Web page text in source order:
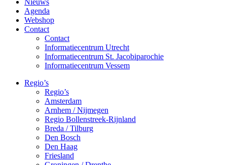
Nieuws
Agenda
Webshop
Contact
Contact
Informatiecentrum Utrecht
Informatiecentrum St. Jacobiparochie
Informatiecentrum Vessem
Regio’s
Regio’s
Amsterdam
Arnhem / Nijmegen
Regio Bollenstreek-Rijnland
Breda / Tilburg
Den Bosch
Den Haag
Friesland